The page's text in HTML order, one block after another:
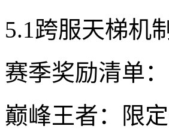
5.1跨服天梯机制
赛季奖励清单：
巅峰王者：限